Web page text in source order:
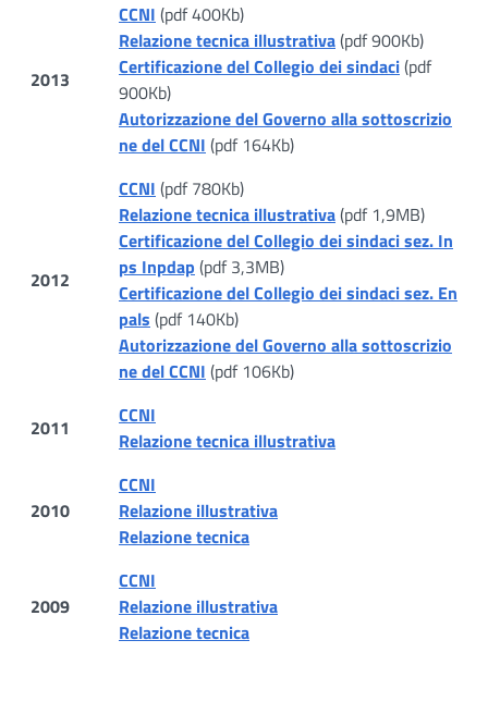
2013
CCNI (pdf 400Kb)
Relazione tecnica illustrativa(pdf 900Kb)
Certificazione del Collegio dei sindaci(pdf
900Kb)
Autorizzazione del Governo alla sottoscrizio
ne del CCNI (pdf 164Kb)
2012
CCNI (pdf 780Kb)
Relazione tecnica illustrativa(pdf 1,9MB)
Certificazione del Collegio dei sindaci sez. In
ps Inpdap (pdf 3,3MB)
Certificazione del Collegio dei sindaci sez. En
pals (pdf 140Kb)
Autorizzazione del Governo alla sottoscrizio
ne del CCNI (pdf 106Kb)
2011
CCNI
Relazione tecnica illustrativa
2010
CCNI
Relazione illustrativa
Relazione tecnica
2009
CCNI
Relazione illustrativa
Relazione tecnica